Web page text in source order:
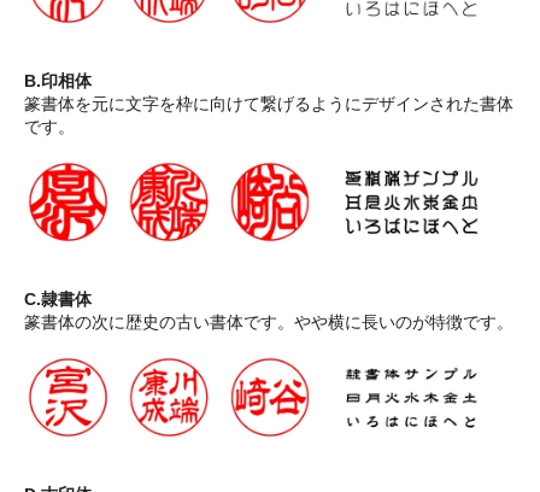
B.印相体
篆書体を元に文字を枠に向けて繋げるようにデザインされた書体
です。
C.隷書体
篆書体の次に歴史の古い書体です。やや横に長いのが特徴です。